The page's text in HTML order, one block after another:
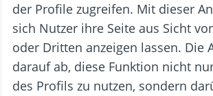
der Profile zugreifen. Mit dieser
sich Nutzer ihre Seite aus Sicht
oder Dritten anzeigen lassen. Die
darauf ab, diese Funktion nicht
des Profils zu nutzen, sondern